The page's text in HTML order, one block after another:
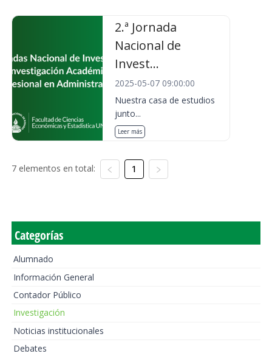
2.ª Jornada
Nacional de
Invest...
2025-05-07 09:00:00
Nuestra casa de estudios
junto...
Leer más
7 elementos en total: 1
Categorías
Alumnado
Información General
Contador Público
Investigación
Noticias institucionales
Debates